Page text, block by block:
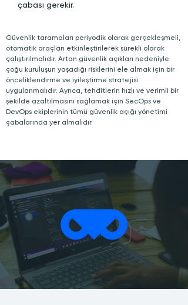
çabası gerekir.
Güvenlik taramaları periyodik olarak gerçekleşmeli,
otomatik araçları etkinleştirilerek sürekli olarak
çalıştırılmalıdır. Artan güvenlik açıkları nedeniyle
çoğu kuruluşun yaşadığı risklerini ele almak için bir
önceliklendirme ve iyileştirme stratejisi
uygulanmalıdır. Ayrıca, tehditlerin hızlı ve verimli bir
şekilde azaltılmasını sağlamak için SecOps ve
DevOps ekiplerinin tümü güvenlik açığı yönetimi
çabalarında yer almalıdır.